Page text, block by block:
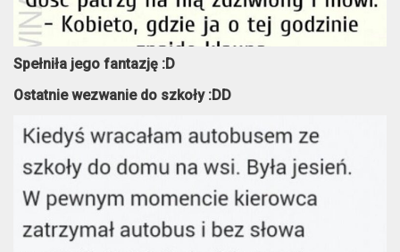
Spełniła jego fantazję :D
Ostatnie wezwanie do szkoły :DD